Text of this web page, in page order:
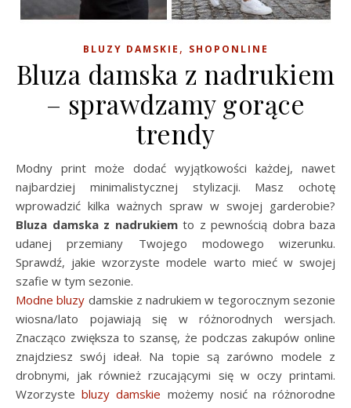
BLUZY DAMSKIE , SHOPONLINE
Bluza damska z nadrukiem
– sprawdzamy gorące
trendy
Modny print może dodać wyjątkowości każdej, nawet
najbardziej minimalistycznej stylizacji. Masz ochotę
wprowadzić kilka ważnych spraw w swojej garderobie?
Bluza damska z nadrukiemto z pewnością dobra baza
udanej przemiany Twojego modowego wizerunku.
Sprawdź, jakie wzorzyste modele warto mieć w swojej
szafie w tym sezonie.
Modne bluzy damskie z nadrukiem w tegorocznym sezonie
wiosna/lato pojawiają się w różnorodnych wersjach.
Znacząco zwiększa to szansę, że podczas zakupów online
znajdziesz swój ideał. Na topie są zarówno modele z
drobnymi, jak również rzucającymi się w oczy printami.
Wzorzystebluzy damskie możemy nosić na różnorodne